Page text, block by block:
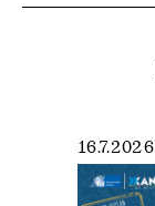
16.7.2026